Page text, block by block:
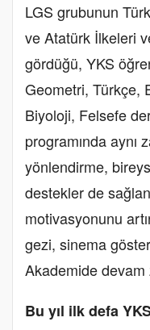
LGS grubunun
ve Atatürk İlkeleri
gördüğü, YKS
Geometri, Türkçe,
Biyoloji, Felsefe
programında aynı
yönlendirme,
destekler de
motivasyonunu
gezi, sinema
Akademide
Bu yıl ilk defa